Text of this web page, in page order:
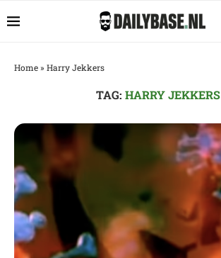
Home» Harry Jekkers
TAG: HARRY JEKKERS